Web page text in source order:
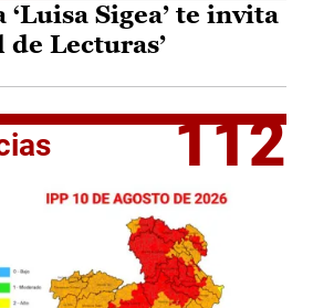
Sigea’ te invita
de Lecturas’
112